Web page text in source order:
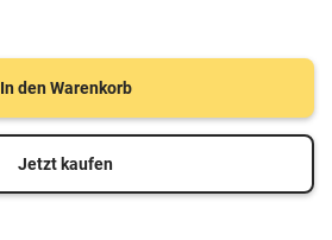
In den Warenkorb
Jetzt kaufen